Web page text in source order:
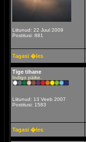
Liitunud: 22 Juul 2009
Postitusi: 881
Tagasi �les
Tige tihane
Indigo päike.
Liitunud: 13 Veeb 2007
Postitusi: 1583
Tagasi �les